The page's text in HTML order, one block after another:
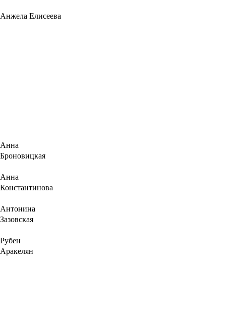
Анжела Елисеева
Анна
Броновицкая
Анна
Константинова
Антонина
Зазовская
Рубен
Аракелян